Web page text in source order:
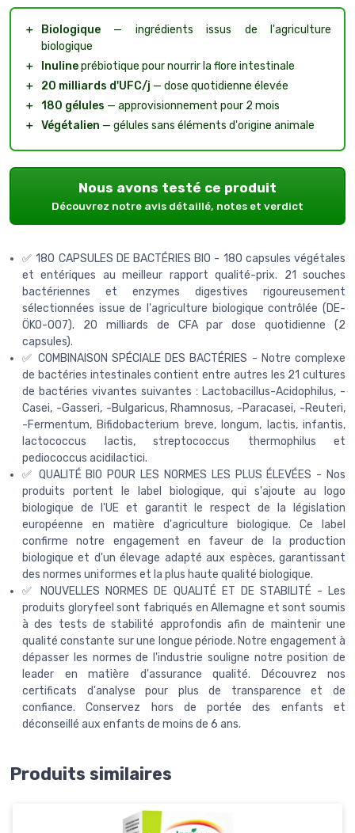
＋ Biologique — ingrédients issus de l'agriculture
biologique
＋
Inulineprébiotique pour nourrir la flore intestinale
＋
20 milliards d'UFC/j — dose quotidienne élevée
＋ 180 gélules — approvisionnement pour 2 mois
＋ Végétalien — gélules sans éléments d'origine animale
Nous avons testé ce produit
Découvrez notre avis détaillé, notes et verdict
✅ 180 CAPSULES DE BACTÉRIES BIO - 180 capsules végétales
et entériques au meilleur rapport qualité-prix. 21 souches
bactériennes et enzymes digestives rigoureusement
sélectionnées issue de l'agriculture biologique contrôlée (DE-
ÖKO-007). 20 milliards de CFA par dose quotidienne (2
capsules).
✅ COMBINAISON SPÉCIALE DES BACTÉRIES - Notre complexe
de bactéries intestinales contient entre autres les 21 cultures
de bactéries vivantes suivantes : Lactobacillus-Acidophilus, -
Casei, -Gasseri, -Bulgaricus, Rhamnosus, -Paracasei, -Reuteri,
-Fermentum, Bifidobacterium breve, longum, lactis, infantis,
lactococcus lactis, streptococcus thermophilus et
pediococcus acidilactici.
✅ QUALITÉ BIO POUR LES NORMES LES PLUS ÉLEVÉES - Nos
produits portent le label biologique, qui s'ajoute au logo
biologique de l'UE et garantit le respect de la législation
européenne en matière d'agriculture biologique. Ce label
confirme notre engagement en faveur de la production
biologique et d'un élevage adapté aux espèces, garantissant
des normes uniformes et la plus haute qualité biologique.
✅ NOUVELLES NORMES DE QUALITÉ ET DE STABILITÉ - Les
produits gloryfeel sont fabriqués en Allemagne et sont soumis
à des tests de stabilité approfondis afin de maintenir une
qualité constante sur une longue période. Notre engagement à
dépasser les normes de l'industrie souligne notre position de
leader en matière d'assurance qualité. Découvrez nos
certificats d'analyse pour plus de transparence et de
confiance. Conservez hors de portée des enfants et
déconseillé aux enfants de moins de 6 ans.
Produits similaires